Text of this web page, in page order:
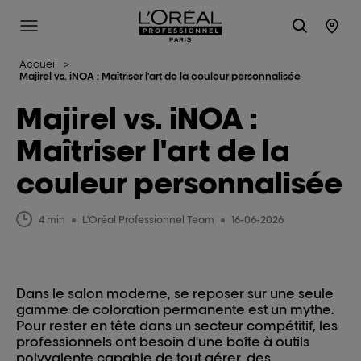
L'Oréal Professionnel Paris
Site Menu
Accueil
>
Majirel vs. iNOA : Maîtriser l'art de la couleur personnalisée
Majirel vs. iNOA :
Maîtriser l'art de la
couleur personnalisée
4 min L'Oréal Professionnel Team 16-06-2026
Dans le salon moderne, se reposer sur une seule
gamme de coloration permanente est un mythe.
Pour rester en tête dans un secteur compétitif, les
professionnels ont besoin d'une boîte à outils
polyvalente capable de tout gérer, des